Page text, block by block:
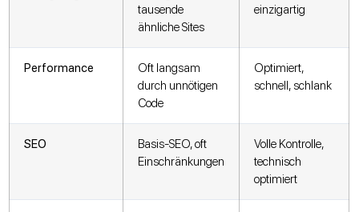
tausende
ähnliche Sites
einzigartig
Performance
Oft langsam
durch unnötigen
Code
Optimiert,
schnell, schlank
SEO
Basis-SEO, oft
Einschränkungen
Volle Kontrolle,
technisch
optimiert